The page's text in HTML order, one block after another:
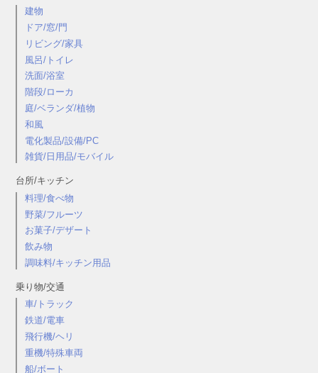
建物
ドア/窓/門
リビング/家具
風呂/トイレ
洗面/浴室
階段/ローカ
庭/ベランダ/植物
和風
電化製品/設備/PC
雑貨/日用品/モバイル
台所/キッチン
料理/食べ物
野菜/フルーツ
お菓子/デザート
飲み物
調味料/キッチン用品
乗り物/交通
車/トラック
鉄道/電車
飛行機/ヘリ
重機/特殊車両
船/ボート